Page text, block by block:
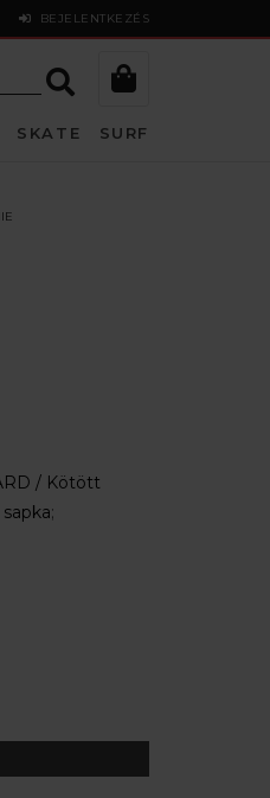
BEJELENTKEZÉS
SKATE SURF
/ Kötött
;